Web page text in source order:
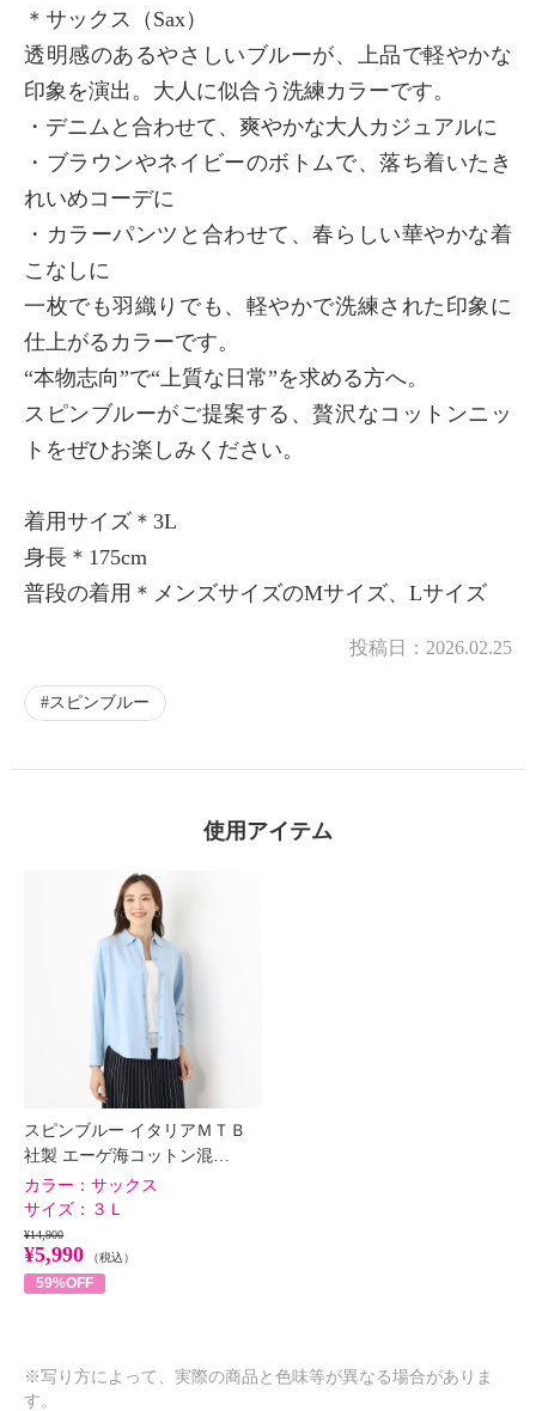
＊サックス（Sax）
透明感のあるやさしいブルーが、上品で軽やかな
印象を演出。大人に似合う洗練カラーです。
・デニムと合わせて、爽やかな大人カジュアルに
・ブラウンやネイビーのボトムで、落ち着いたき
れいめコーデに
・カラーパンツと合わせて、春らしい華やかな着
こなしに
一枚でも羽織りでも、軽やかで洗練された印象に
仕上がるカラーです。
“本物志向”で“上質な日常”を求める方へ。
スピンブルーがご提案する、贅沢なコットンニッ
トをぜひお楽しみください。
着用サイズ＊3L
身長＊175cm
普段の着用＊メンズサイズのMサイズ、Lサイズ
投稿日： 2026.02.25
スピンブルー
使用アイテム
スピンブルー イタリアＭＴＢ
社製 エーゲ海コットン混…
カラー： サックス
サイズ： ３Ｌ
¥14,900
¥5,990 （税込）
59%OFF
※写り方によって、実際の商品と色味等が異なる場合がありま
す。